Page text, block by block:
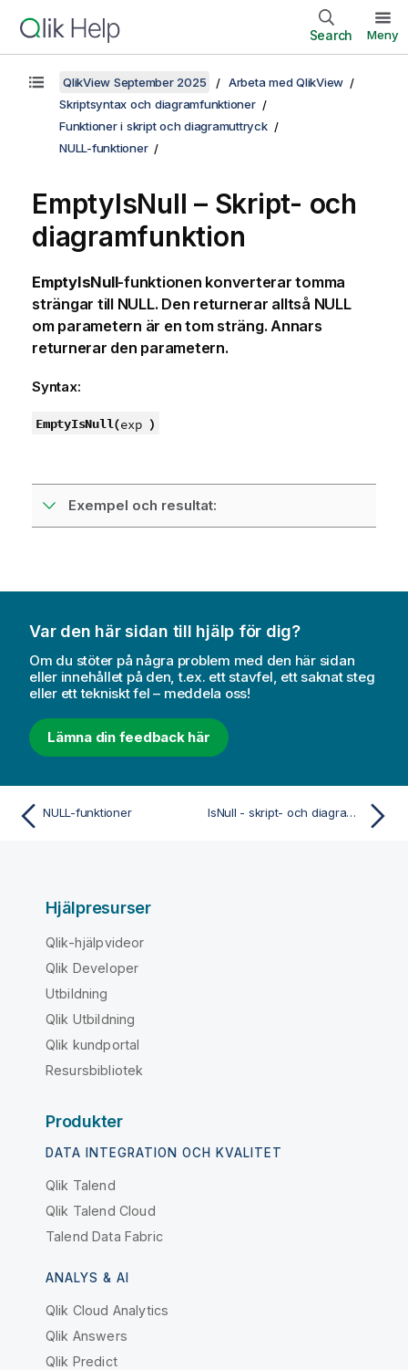
Search Meny
QlikView September 2025
Arbeta med QlikView
Skriptsyntax och diagramfunktioner
Funktioner i skript och diagramuttryck
NULL-funktioner
EmptyIsNull – Skript- och
diagramfunktion
EmptyIsNull-funktionen konverterar tomma
strängar till NULL. Den returnerar alltså NULL
om parametern är en tom sträng. Annars
returnerar den parametern.
Syntax:
EmptyIsNull(exp)
Exempel och resultat:
Var den här sidan till hjälp för dig?
Om du stöter på några problem med den här sidan
eller innehållet på den, t.ex. ett stavfel, ett saknat steg
eller ett tekniskt fel – meddela oss!
Lämna din feedback här
NULL-funktioner IsNull - skript- och diagramfunktion
Hjälpresurser
Qlik-hjälpvideor
Qlik Developer
Utbildning
Qlik Utbildning
Qlik kundportal
Resursbibliotek
Produkter
DATA INTEGRATION OCH KVALITET
Qlik Talend
Qlik Talend Cloud
Talend Data Fabric
ANALYS & AI
Qlik Cloud Analytics
Qlik Answers
Qlik Predict